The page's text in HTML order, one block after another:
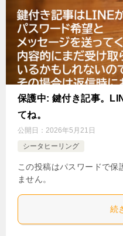
保護中: 鍵付き記事。
てね。
公開日： 2026年5月21日
シータヒーリング
この投稿はパスワードで保
ません。
続